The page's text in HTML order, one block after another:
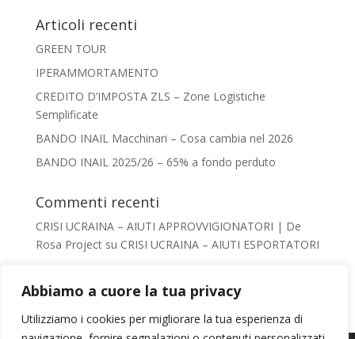
Abbiamo a cuore la tua privacy
Utilizziamo i cookies per migliorare la tua esperienza di
Articoli recenti
GREEN TOUR
IPERAMMORTAMENTO
CREDITO D’IMPOSTA ZLS – Zone Logistiche
Semplificate
BANDO INAIL Macchinari – Cosa cambia nel 2026
BANDO INAIL 2025/26 – 65% a fondo perduto
Commenti recenti
CRISI UCRAINA – AIUTI APPROVVIGIONATORI | De
Rosa Projectsu CRISI UCRAINA – AIUTI ESPORTATORI
VADEMECUM
chiarasu AIUTI AL TURISMO – VADEMECUM